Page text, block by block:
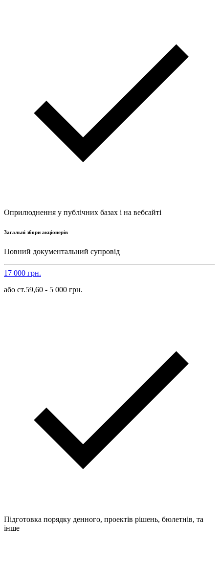
Оприлюднення у публічних базах і на вебсайті
Загальні збори акціонерів
Повний документальний супровід
17 000 грн.
або ст.59,60 - 5 000 грн.
Підготовка порядку денного, проектів рішень, бюлетнів, та
інше